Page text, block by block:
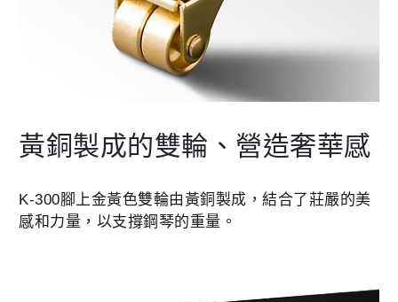
黃銅製成的雙輪、營造奢華感
K-300腳上金黃色雙輪由黃銅製成，結合了莊嚴的美
感和力量，以支撐鋼琴的重量。